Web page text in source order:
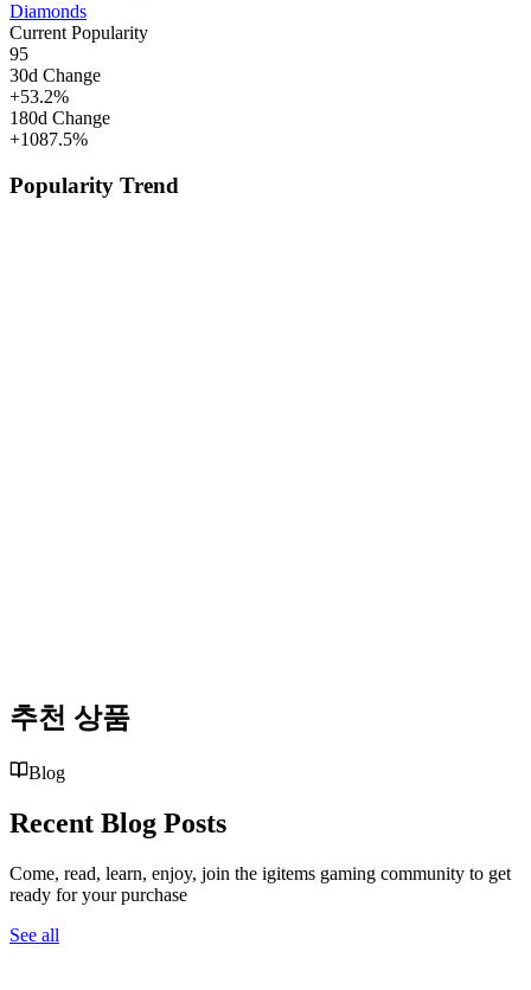
Diamonds
Current Popularity
95
30d Change
+53.2%
180d Change
+1087.5%
Popularity Trend
추천 상품
Blog
Recent Blog Posts
Come, read, learn, enjoy, join the igitems gaming community to get
ready for your purchase
See all